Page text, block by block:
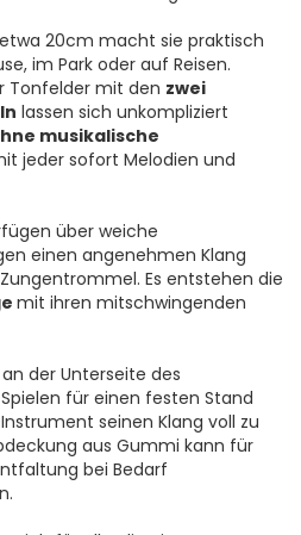
20cm macht sie praktisch
im Park oder auf Reisen.
Tonfelder mit den zwei
lassen sich unkompliziert
musikalische
jeder sofort Melodien und
über weiche
einen angenehmen Klang
Es entstehen die
mit ihren mitschwingenden
an der Unterseite des
für einen festen Stand
seinen Klang voll zu
aus Gummi kann für
bei Bedarf